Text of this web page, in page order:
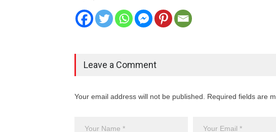
Leave a Comment
Your email address will not be published. Required fields are